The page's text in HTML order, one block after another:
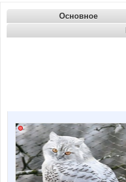
Основное